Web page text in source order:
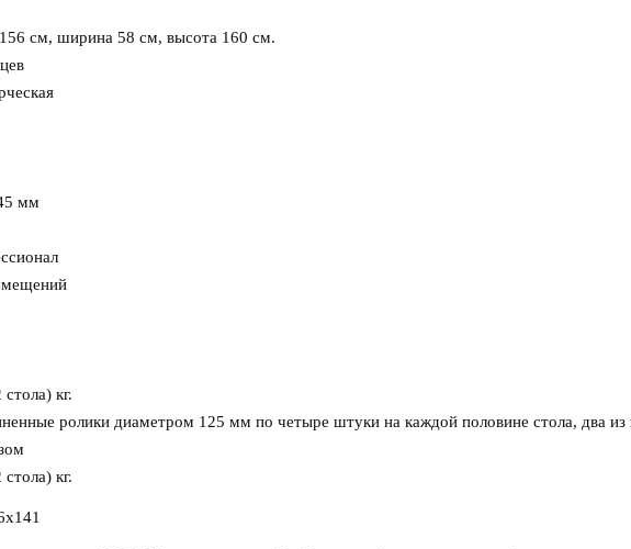
см, ширина 58 см, высота 160 см.
мм
кг.
ролики диаметром 125 мм по четыре штуки на каждой половине стола, два из
кг.